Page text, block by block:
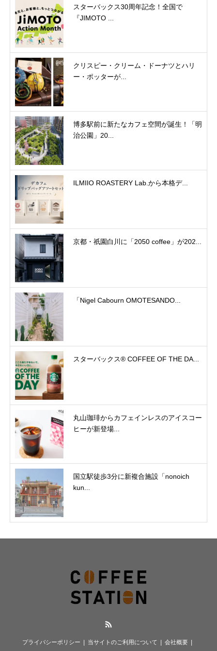
スターバックス30周年記念！全国で
『JIMOTO ...
クリスピー・クリーム・ドーナツとハリ
ー・ポッターが...
博多駅前に新たなカフェ空間が誕生！「明
治公園」20...
ILMIIO ROASTERY Lab.から本格デ...
京都・祇園白川に「2050 coffee」が202...
「Nigel Cabourn OMOTESANDO...
スターバックス® COFFEE OF THE DA...
丸山珈琲からカフェインレスのアイスコー
ヒーが新登場...
国立駅徒歩3分に新複合施設「nonoich
kun...
プライバシーポリシー 当サイトのご利用について
会社概要